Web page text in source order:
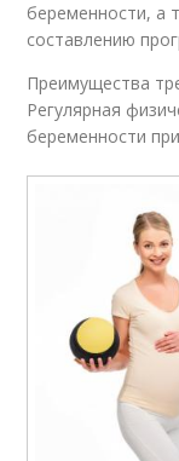
беременности, а
составлению
Преимущества
Регулярная
беременности